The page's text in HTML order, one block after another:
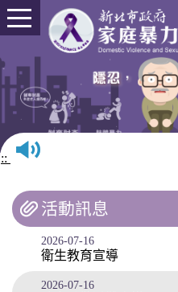
進入內容區塊
:::
活動訊息
2026-07-16
衛生教育宣導
2026-07-16